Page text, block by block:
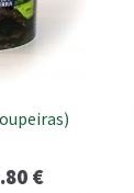
€O